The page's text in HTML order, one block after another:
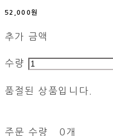
52,000원
추가 금액
수량
품절된 상품입니다.
주문 수량
0개